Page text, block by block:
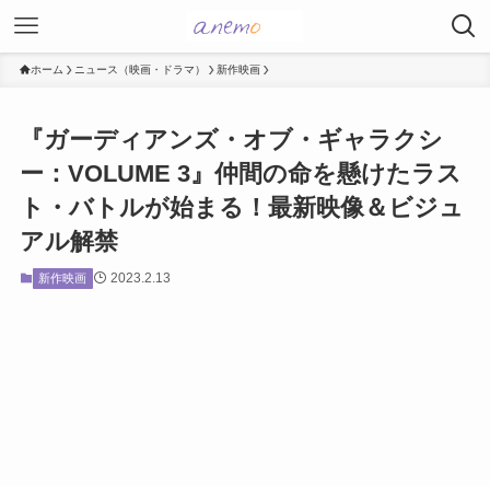
ホーム ニュース（映画・ドラマ） 新作映画
『ガーディアンズ・オブ・ギャラクシ
ー：VOLUME 3』仲間の命を懸けたラス
ト・バトルが始まる！最新映像＆ビジュ
アル解禁
新作映画 2023.2.13